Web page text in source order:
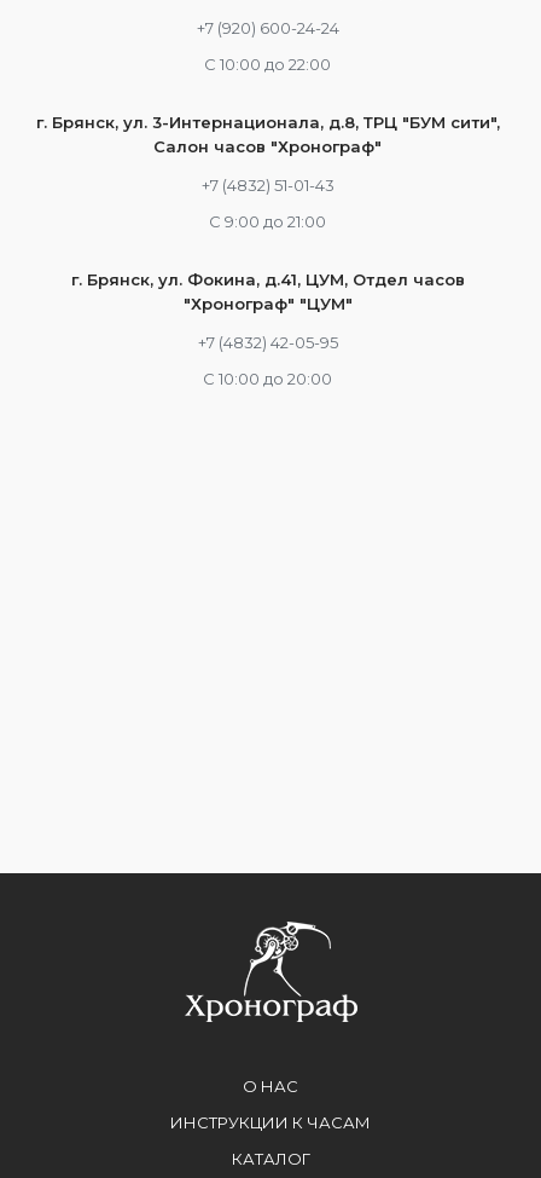
+7 (920) 600-24-24
С 10:00 до 22:00
г. Брянск, ул. 3-Интернационала, д.8, ТРЦ "БУМ сити",
Салон часов "Хронограф"
+7 (4832) 51-01-43
С 9:00 до 21:00
г. Брянск, ул. Фокина, д.41, ЦУМ, Отдел часов
"Хронограф" "ЦУМ"
+7 (4832) 42-05-95
С 10:00 до 20:00
О НАС
ИНСТРУКЦИИ К ЧАСАМ
КАТАЛОГ